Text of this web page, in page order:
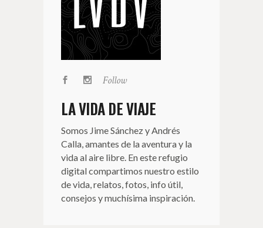
Follow
LA VIDA DE VIAJE
Somos Jime Sánchez y Andrés
Calla, amantes de la aventura y la
vida al aire libre. En este refugio
digital compartimos nuestro estilo
de vida, relatos, fotos, info útil,
consejos y muchísima inspiración.